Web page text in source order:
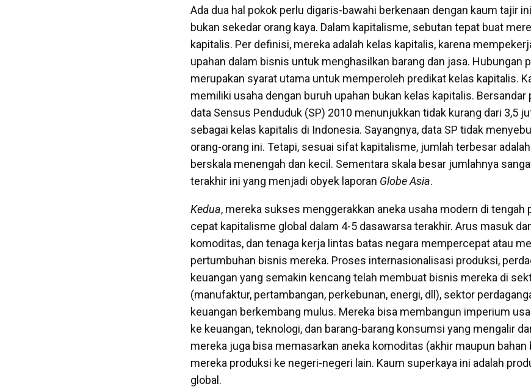
Ada dua hal pokok perlu digaris-bawahi berkenaan dengan kaum tajir
bukan sekedar orang kaya. Dalam kapitalisme, sebutan tepat buat
kapitalis. Per definisi, mereka adalah kelas kapitalis, karena
upahan dalam bisnis untuk menghasilkan barang dan jasa. Hubungan
merupakan syarat utama untuk memperoleh predikat kelas kapitalis.
memiliki usaha dengan buruh upahan bukan kelas kapitalis. Bersandar
data Sensus Penduduk (SP) 2010 menunjukkan tidak kurang dari 3,5
sebagai kelas kapitalis di Indonesia. Sayangnya, data SP tidak
orang-orang ini. Tetapi, sesuai sifat kapitalisme, jumlah terbesar
berskala menengah dan kecil. Sementara skala besar jumlahnya
terakhir ini yang menjadi obyek laporan Globe Asia.
Kedua, mereka sukses menggerakkan aneka usaha modern di tengah
cepat kapitalisme global dalam 4-5 dasawarsa terakhir. Arus masuk
komoditas, dan tenaga kerja lintas batas negara mempercepat atau
pertumbuhan bisnis mereka. Proses internasionalisasi produksi,
keuangan yang semakin kencang telah membuat bisnis mereka di
(manufaktur, pertambangan, perkebunan, energi, dll), sektor
keuangan berkembang mulus. Mereka bisa membangun imperium
ke keuangan, teknologi, dan barang-barang konsumsi yang mengalir
mereka juga bisa memasarkan aneka komoditas (akhir maupun bahan
mereka produksi ke negeri-negeri lain. Kaum superkaya ini adalah
global.